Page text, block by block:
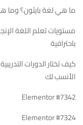
ما هي لغة بايثون؟ وما
مستويات تعلم اللغة
باحترافية
كيف تختار الدورات
الأنسب لك
Elementor #7342
Elementor #7324